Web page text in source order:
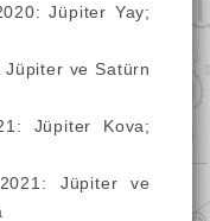
Jüpiter Yay;
Jüpiter ve Satürn
Jüpiter Kova;
Jüpiter ve